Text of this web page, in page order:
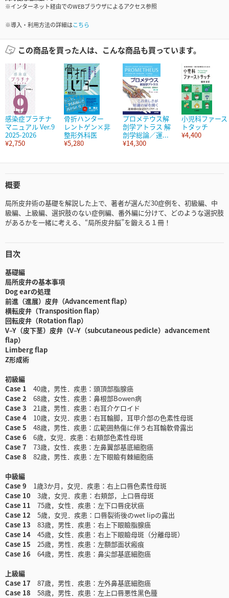
※インターネット経由でのWEBブラウザによるアクセス参照
※導入・利用方法の詳細はこちら
この商品を買った人は、こんな商品も買っています。
感染症プラチナ
マニュアル Ver.9
2025-2026
¥2,750
骨折ハンター
レントゲン×非
整形外科医
¥5,280
プロメテウス解
剖学アトラス 解
剖学総論／運...
¥14,300
小児科ファース
トタッチ
¥4,400
概要
局所皮弁術の基礎を解説した上で、著者が選んだ30症例を、初級編、中
級編、上級編、選択肢のない症例編、番外編に分けて、どのような選択肢
があるかを一緒に考える、“局所皮弁脳”を鍛える１冊！
目次
基礎編
局所皮弁の基本事項
Dog earの処理
前進（進展）皮弁（Advancement flap）
横転皮弁（Transposition flap）
回転皮弁（Rotation flap）
V‒Y（皮下茎）皮弁（V‒Y（subcutaneous pedicle）advancement
flap）
Limberg flap
Z形成術
初級編
Case 1 40歳，男性．疾患：頭頂部脂腺癌
Case 2 68歳，女性．疾患：鼻根部Bowen病
Case 3 21歳，男性．疾患：右耳介ケロイド
Case 4 10歳，女児．疾患：右耳輪脚，耳甲介部の色素性母斑
Case 5 48歳，男性．疾患：広範囲熱傷に伴う右耳輪軟骨露出
Case 6 6歳，女児．疾患：右頬部色素性母斑
Case 7 73歳，女性．疾患：左鼻翼部基底細胞癌
Case 8 82歳，男性．疾患：左下眼瞼有棘細胞癌
中級編
Case 9 1歳3か月，女児．疾患：右上口唇色素性母斑
Case 10 3歳，女児．疾患：右頬部，上口唇母斑
Case 11 75歳，女性．疾患：左下口唇疣状癌
Case 12 5歳，女児．疾患：口唇裂術後のwet lipの露出
Case 13 83歳，男性．疾患：右上下眼瞼脂腺癌
Case 14 45歳，女性．疾患：右上下眼瞼母斑（分離母斑）
Case 15 25歳，男性．疾患：左額部面状瘢痕
Case 16 64歳，男性．疾患：鼻尖部基底細胞癌
上級編
Case 17 87歳，男性．疾患：左外鼻基底細胞癌
Case 18 58歳，男性．疾患：左上口唇悪性黒色腫